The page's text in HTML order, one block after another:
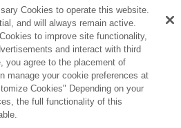
função de cancelamento de
do360 Reality Audio
espacial combinando com o
cabeça Android (Som
de cabeça)
de prioridade da
(Modo de qualidade
da conexão
(Compensação de longo
Cookies to operate this website.
and will always remain active.
to improve site functionality,
and interact with third
you agree to the placement of
manage your cookie preferences at
Cookies" Depending on your
the full functionality of this